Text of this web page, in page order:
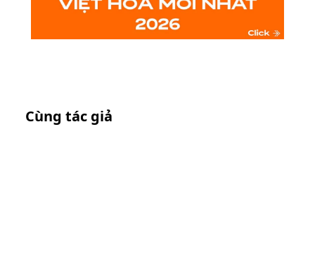
Cùng tác giả